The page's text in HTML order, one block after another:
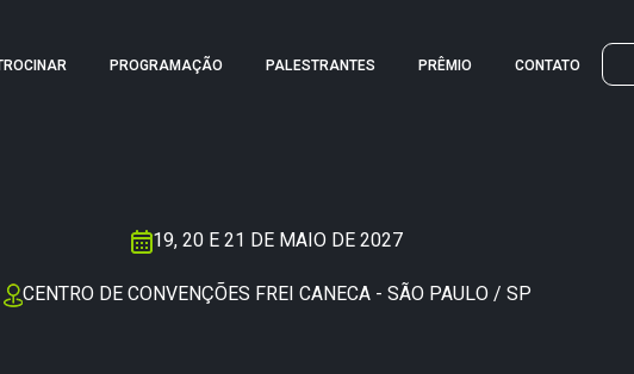
PROGRAMAÇÃO PALESTRANTES PRÊMIO CONTATO
19, 20 E 21 DE MAIO DE 2027
CENTRO DE CONVENÇÕES FREI CANECA - SÃO PAULO / SP